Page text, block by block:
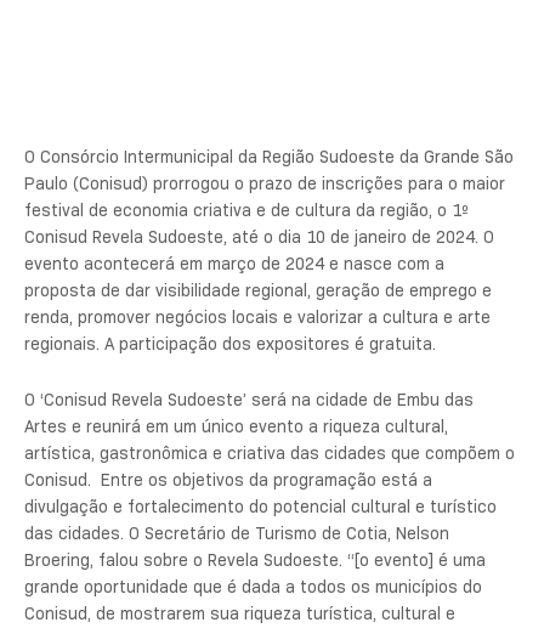
O Consórcio Intermunicipal da Região Sudoeste da Grande São
Paulo (Conisud) prorrogou o prazo de inscrições para o maior
festival de economia criativa e de cultura da região, o 1º
Conisud Revela Sudoeste, até o dia 10 de janeiro de 2024. O
evento acontecerá em março de 2024 e nasce com a
proposta de dar visibilidade regional, geração de emprego e
renda, promover negócios locais e valorizar a cultura e arte
regionais. A participação dos expositores é gratuita.
O ‘Conisud Revela Sudoeste’ será na cidade de Embu das
Artes e reunirá em um único evento a riqueza cultural,
artística, gastronômica e criativa das cidades que compõem o
Conisud. Entre os objetivos da programação está a
divulgação e fortalecimento do potencial cultural e turístico
das cidades. O Secretário de Turismo de Cotia, Nelson
Broering, falou sobre o Revela Sudoeste. “[o evento] é uma
grande oportunidade que é dada a todos os municípios do
Conisud, de mostrarem sua riqueza turística, cultural e